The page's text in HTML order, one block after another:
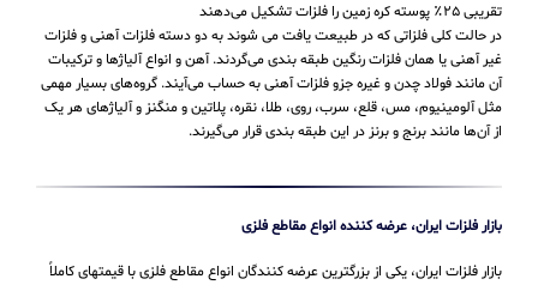
تقریبی ۲۵٪ پوسته کره زمین را فلزات تشکیل می‌دهند
در حالت کلی فلزاتی که در طبیعت یافت می شوند به دو دسته فلزات آهنی و فلزات
غیر آهنی یا همان فلزات رنگین طبقه بندی می‌گردند. آهن و انواع آلیاژها و ترکیبات
آن مانند فولاد چدن و غیره جزو فلزات آهنی به حساب می‌‌آیند. گروه‌های بسیار مهمی
مثل آلومینیوم، مس، قلع، سرب، روی، طلا، نقره، پلاتین و منگنز و آلیاژهای هر یک
از آن‌ها مانند برنج و برنز در این طبقه‌ بندی قرار می‌‌گیرند.
بازار فلزات ایران، عرضه کننده انواع مقاطع فلزی
بازار فلزات ایران، یکی از بزرگترین عرضه کنندگان انواع مقاطع فلزی با قیمتهای کاملاً